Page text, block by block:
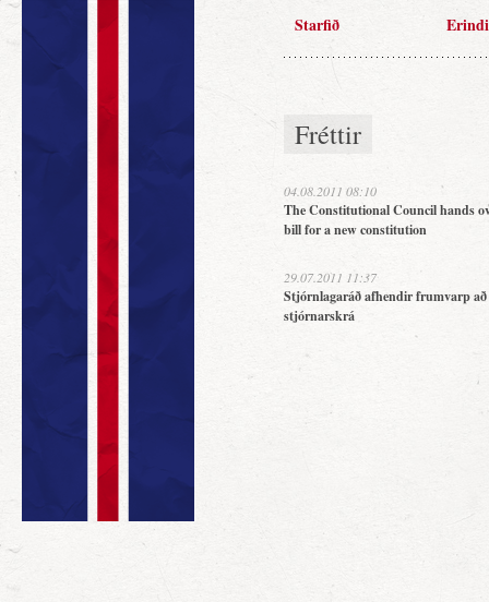
Starfið Erindi
Fréttir
04.08.2011 08:10
The Constitutional Council hands
bill for a new constitution
29.07.2011 11:37
Stjórnlagaráð afhendir frumvarp
stjórnarskrá